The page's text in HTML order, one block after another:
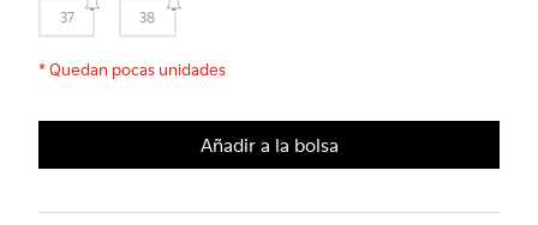
37 38
*Quedan pocas unidades
Añadir a la bolsa